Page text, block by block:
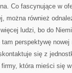
Co fascynujące w
można również
ludzi, bo do
perspektywę
się z
która mieści się